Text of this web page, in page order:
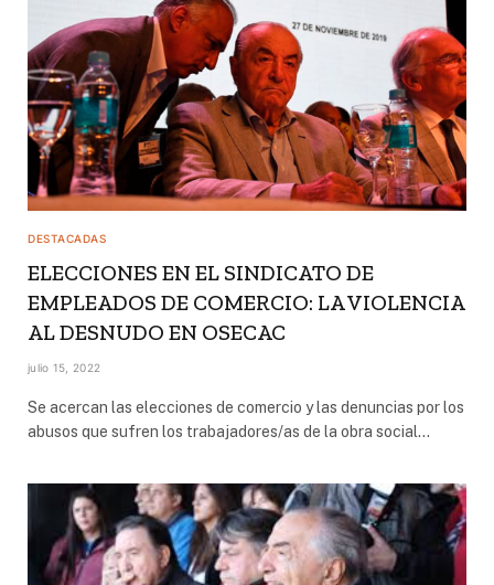
DESTACADAS
ELECCIONES EN EL SINDICATO DE
EMPLEADOS DE COMERCIO: LA VIOLENCIA
AL DESNUDO EN OSECAC
julio 15, 2022
Se acercan las elecciones de comercio y las denuncias por los
abusos que sufren los trabajadores/as de la obra social…